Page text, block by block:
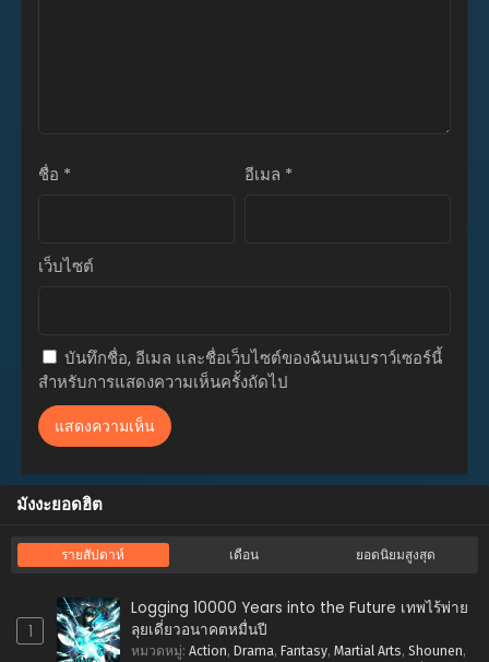
ตอนที่ 38
เมษายน 27, 2026
ตอนที่ 35
เมษายน 27, 2026
ตอนที่ 34
เมษายน 27, 2026
เมษายน 27, 2026
ตอนที่ 31
ชื่อ * อีเมล *
เว็บไซต์
บันทึกชื่อ, อีเมล และชื่อเว็บไซต์ของฉันบนเบราว์เซอร์นี้
สำหรับการแสดงความเห็นครั้งถัดไป
มังงะยอดฮิต
รายสัปดาห์ เดือน ยอดนิยมสูงสุด
1
Logging 10000 Years into the Future เทพไร้พ่าย
ลุยเดี่ยวอนาคตหมื่นปี
หมวดหมู่: Action, Drama, Fantasy, Martial Arts, Shounen,